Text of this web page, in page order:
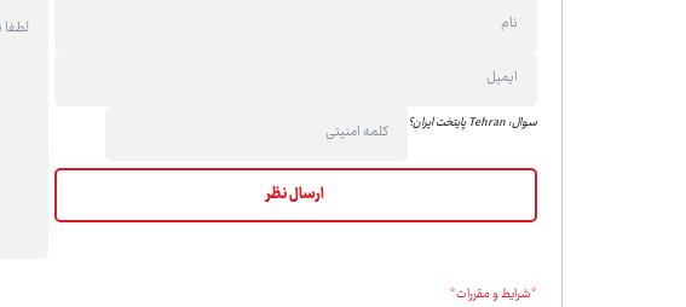
سوال: Tehran پایتخت ایران؟
*شرایط و مقررات*